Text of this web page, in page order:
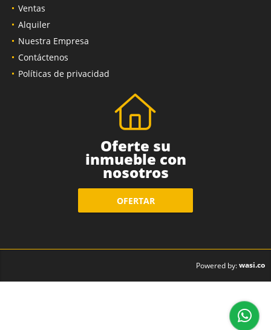
Inicio
Ventas
Alquiler
Nuestra Empresa
Contáctenos
Oferte su
inmueble con
nosotros
OFERTAR
Powered by:wasi.co